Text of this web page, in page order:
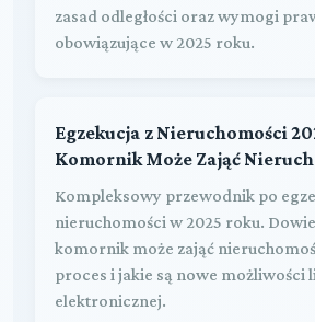
zasad odległości oraz wymogi
obowiązujące w 2025 roku.
Egzekucja z Nieruchomości
Komornik Może Zająć
Kompleksowy przewodnik po
nieruchomości w 2025 roku.
komornik może zająć
proces i jakie są nowe możliwości
elektronicznej.